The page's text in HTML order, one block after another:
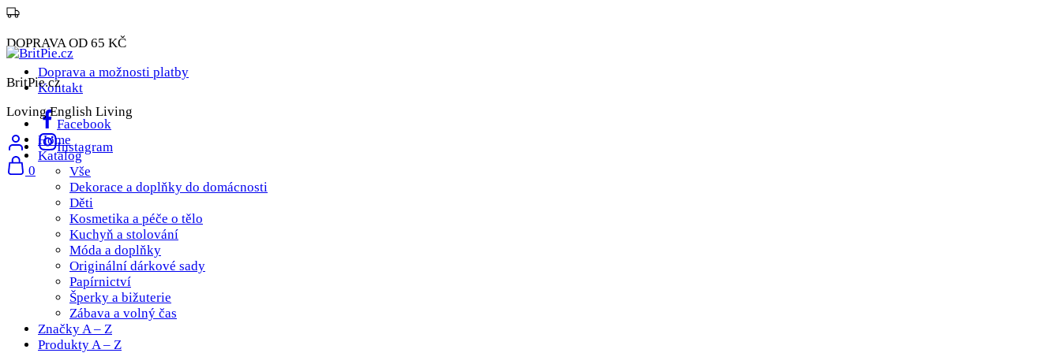
DOPRAVA OD 65 KČ
Doprava a možnosti platby
Kontakt
Facebook
Instagram
BritPie.cz
Loving English Living
0
Home
Katalog
Vše
Dekorace a doplňky do domácnosti
Děti
Kosmetika a péče o tělo
Kuchyň a stolování
Móda a doplňky
Originální dárkové sady
Papírnictví
Šperky a bižuterie
Zábava a volný čas
Značky A – Z
Produkty A – Z